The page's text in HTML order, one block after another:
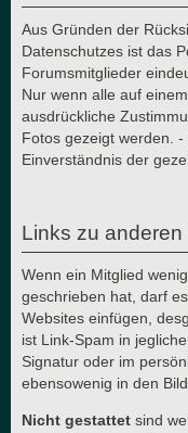
Aus Gründen der
Datenschutzes ist das
Forumsmitglieder
Nur wenn alle auf
ausdrückliche
Fotos gezeigt werden.
Einverständnis der
Links zu
Wenn ein Mitglied
geschrieben hat, darf
Websites einfügen,
ist Link-Spam in
Signatur oder im
ebensowenig in den
Nicht gestattet sind